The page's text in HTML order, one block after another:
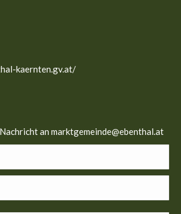
kaernten.gv.at/
an marktgemeinde@ebenthal.at